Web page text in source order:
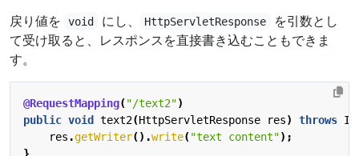
戻り値を void にし、 HttpServletResponse
を引数とし
て受け取ると、レスポンスを直接書き込むこともできま
す。
@RequestMapping("/text2")
public void text2(HttpServletResponse res) throws
res .getWriter().write("text content");
}